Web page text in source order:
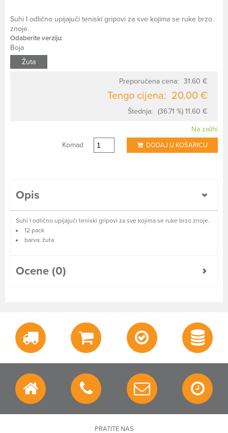
Suhi I odlično upijajuči teniski gripovi za sve kojima se ruke brzo
znoje.
Odaberite verziju:
Boja
Žuta
Preporučena cena: 31.60 €
Tengo cijena: 20.00 €
Štednja: (36.71 %) 11.60 €
Na zalihi
Komad
DODAJ U KOŠARICU
Opis
Suhi I odlično upijajuči teniski gripovi za sve kojima se ruke brzo znoje.
12 pack
barva: žuta
Ocene (0)
PRATITE NAS